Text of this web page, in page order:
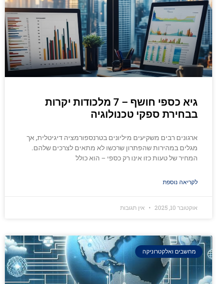
גיא כספי חושף – 7 מלכודות יקרות
בבחירת ספקי טכנולוגיה
ארגונים רבים משקיעים מיליונים בטרנספורמציה דיגיטלית, אך
מגלים במהירות שהפתרון שרכשו לא מתאים לצרכים שלהם.
המחיר של טעות כזו אינו רק כספי – הוא כולל
לקריאה נוספת
אוקטובר 10, 2025 אין תגובות
מחשבים ואלקטרוניקה